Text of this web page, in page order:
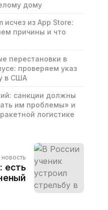
дому
исчез из App Store:
причины и что
перестановки в
проверяем указ
в США
санкции должны
им проблемы» и
логистике
есть